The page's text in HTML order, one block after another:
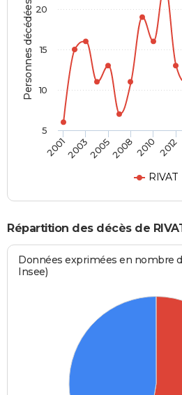
Personnes décédées
RIVAT
20012003200520082010 2012
5
10
15
20
Répartition des décès de
Données exprimées en nombre
Insee)